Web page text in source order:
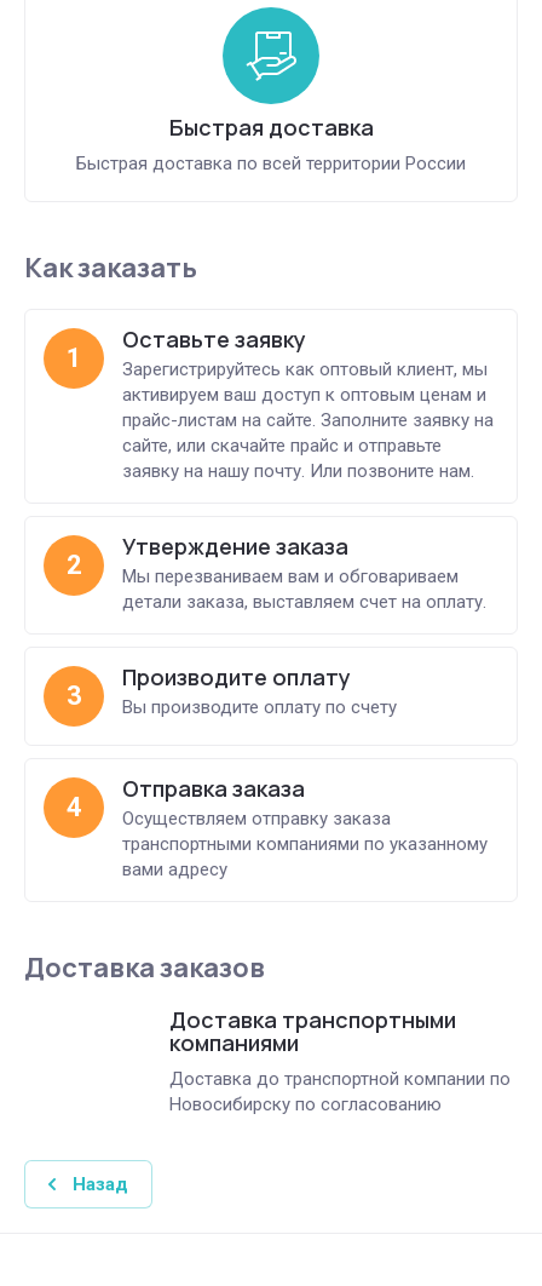
Быстрая доставка
Быстрая доставка по всей территории России
Как заказать
1
Оставьте заявку
Зарегистрируйтесь как оптовый клиент, мы
активируем ваш доступ к оптовым ценам и
прайс-листам на сайте. Заполните заявку на
сайте, или скачайте прайс и отправьте
заявку на нашу почту. Или позвоните нам.
2
Утверждение заказа
Мы перезваниваем вам и обговариваем
детали заказа, выставляем счет на оплату.
3
Производите оплату
Вы производите оплату по счету
4
Отправка заказа
Осуществляем отправку заказа
транспортными компаниями по указанному
вами адресу
Доставка заказов
Доставка транспортными
компаниями
Доставка до транспортной компании по
Новосибирску по согласованию
Назад